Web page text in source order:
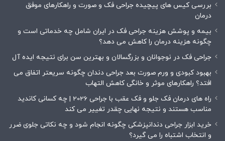
بررسی کیس های پیچیده جراحی فک و صورت و راهکارهای موفق
درمان
بیمه و پوشش هزینه جراحی فک در ایران شامل چه خدماتی است و
چگونه هزینه درمان را کاهش می دهد؟
جراحی فک در نوجوانان و بزرگسالان و بهترین سن برای نتیجه ایده آل
بهبود کبودی و ورم صورت بعد جراحی دندان چگونه سریعتر اتفاق می
افتد؟ راهکارهای موثر و خانگی کاهش التهاب
راه های درمان فک جلو و فک عقب با جراحی 2026 | چه کسانی کاندید
مناسب هستند و نتیجه نهایی چقدر تغییر می کند
خرید ابزار جراحی دندانپزشکی چگونه انجام شود و چه نکاتی جلوی ضرر
و انتخاب اشتباه را می گیرد؟